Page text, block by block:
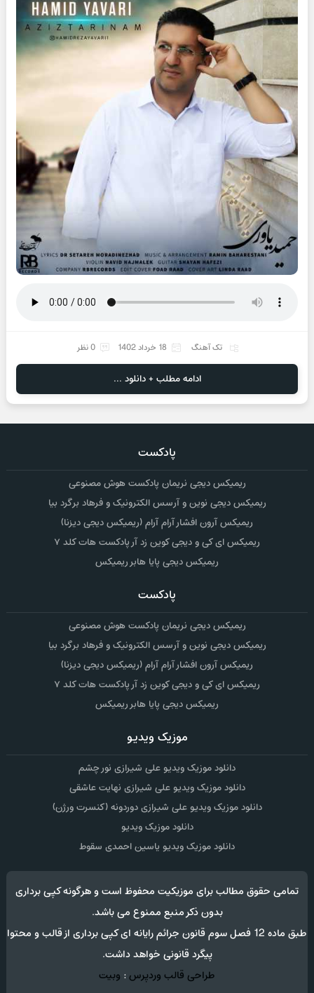
تک آهنگ 18 خرداد 1402 0 نظر
ادامه مطلب + دانلود ...
پادکست
ریمیکس دیجی نریمان پادکست هوش مصنوعی
ریمیکس دیجی نوین و آرسس الکترونیک و فرهاد برگرد بیا
ریمیکس آرون افشار آرام آرام (ریمیکس دیجی دیزنا)
ریمیکس ای کی و دیجی کوین زد آر پادکست هات کلد ۷
ریمیکس دیجی پایا هابر ریمیکس
پادکست
ریمیکس دیجی نریمان پادکست هوش مصنوعی
ریمیکس دیجی نوین و آرسس الکترونیک و فرهاد برگرد بیا
ریمیکس آرون افشار آرام آرام (ریمیکس دیجی دیزنا)
ریمیکس ای کی و دیجی کوین زد آر پادکست هات کلد ۷
ریمیکس دیجی پایا هابر ریمیکس
موزیک ویدیو
دانلود موزیک ویدیو علی شیرازی نور چشم
دانلود موزیک ویدیو علی شیرازی نهایت عاشقی
دانلود موزیک ویدیو علی شیرازی دوردونه (کنسرت ورژن)
دانلود موزیک ویدیو
دانلود موزیک ویدیو یاسین احمدی سقوط
تمامی حقوق مطالب برای موزیکیت محفوظ است و هرگونه کپی برداری
بدون ذکر منبع ممنوع می باشد.
طبق ماده 12 فصل سوم قانون جرائم رایانه ای کپی برداری از قالب و محتوا
پیگرد قانونی خواهد داشت.
طراحی قالب وردپرس: وبیت